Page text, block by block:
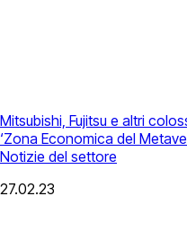
Mitsubishi, Fujitsu e altri
‘Zona Economica del
Notizie del settore
27.02.23